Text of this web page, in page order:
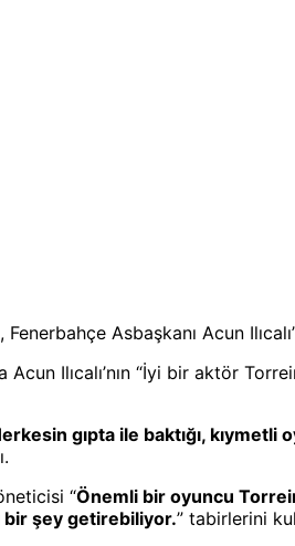
Asbaşkanı Acun
Acun Ilıcalı’nın “İyi bir aktör
gıpta ile baktığı,
“Önemli bir oyuncu
bir şey getirebiliyor.” tabirlerini